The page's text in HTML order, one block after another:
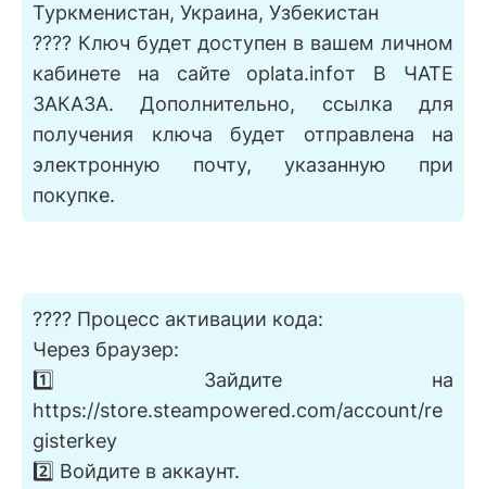
Туркменистан, Украина, Узбекистан
???? Ключ будет доступен в вашем личном
кабинете на сайте oplata.infoт В ЧАТЕ
ЗАКАЗА. Дополнительно, ссылка для
получения ключа будет отправлена на
электронную почту, указанную при
покупке.
???? Процесс активации кода:
Через браузер:
1️⃣ Зайдите на
https://store.steampowered.com/account/re
gisterkey
2️⃣ Войдите в аккаунт.